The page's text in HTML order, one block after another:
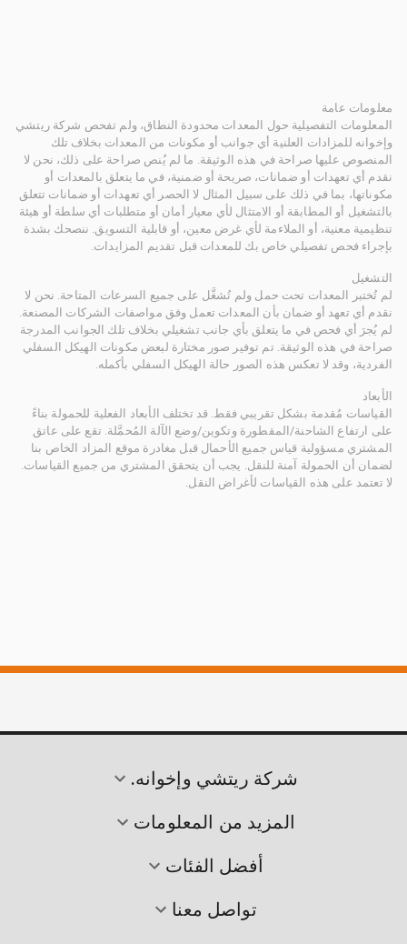
معلومات عامة
المعلومات التفصيلية حول المعدات محدودة النطاق، ولم تفحص شركة ريتشي
وإخوانه للمزادات العلنية أي جوانب أو مكونات من المعدات بخلاف تلك
المنصوص عليها صراحة في هذه الوثيقة. ما لم يُنص صراحة على ذلك، نحن لا
نقدم أي تعهدات أو ضمانات، صريحة أو ضمنية، في ما يتعلق بالمعدات أو
مكوناتها، بما في ذلك على سبيل المثال لا الحصر أي تعهدات أو ضمانات تتعلق
بالتشغيل أو المطابقة أو الامتثال لأي معيار أمان أو متطلبات أي سلطة أو هيئة
تنظيمية معنية، أو الملاءمة لأي غرض معين، أو قابلية التسويق. ننصحك بشدة
بإجراء فحص تفصيلي خاص بك للمعدات قبل تقديم المزايدات.
التشغيل
لم تُختبر المعدات تحت حمل ولم تُشغَّل على جميع السرعات المتاحة. نحن لا
نقدم أي تعهد أو ضمان بأن المعدات تعمل وفق مواصفات الشركات المصنعة.
لم يُجرَ أي فحص في ما يتعلق بأي جانب تشغيلي بخلاف تلك الجوانب المدرجة
صراحة في هذه الوثيقة. تم توفير صور مختارة لبعض مكونات الهيكل السفلي
الفردية، وقد لا تعكس هذه الصور حالة الهيكل السفلي بأكمله.
الأبعاد
القياسات مُقدمة بشكل تقريبي فقط. قد تختلف الأبعاد الفعلية للحمولة بناءً
على ارتفاع الشاحنة/المقطورة وتكوين/وضع الآلة المُحمَّلة. تقع على عاتق
المشتري مسؤولية قياس جميع الأحمال قبل مغادرة موقع المزاد الخاص بنا
لضمان أن الحمولة آمنة للنقل. يجب أن يتحقق المشتري من جميع القياسات.
لا تعتمد على هذه القياسات لأغراض النقل.
شركة ريتشي وإخوانه.
المزيد من المعلومات
أفضل الفئات
تواصل معنا